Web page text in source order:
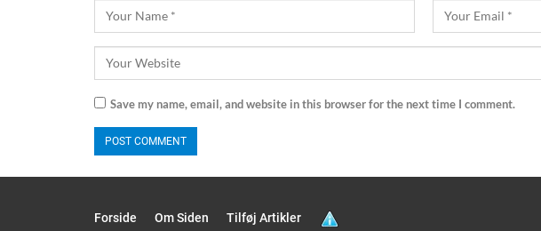
Save my name, email, and website in this browser for the next time I comment.
Forside Om Siden Tilføj Artikler